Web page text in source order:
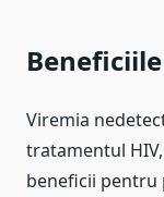
Viremia
tratamentul
beneficii pentru